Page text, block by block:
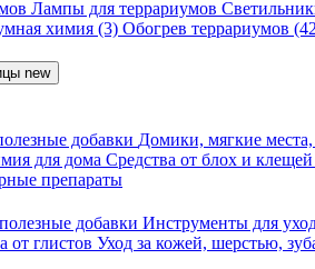
Лампы для террариумов
химия (3) Обогрев террариумов
new
добавки Домики, мягкие места,
для дома Средства от блох и клещей
препараты
добавки Инструменты для
от глистов Уход за кожей, шерстью,